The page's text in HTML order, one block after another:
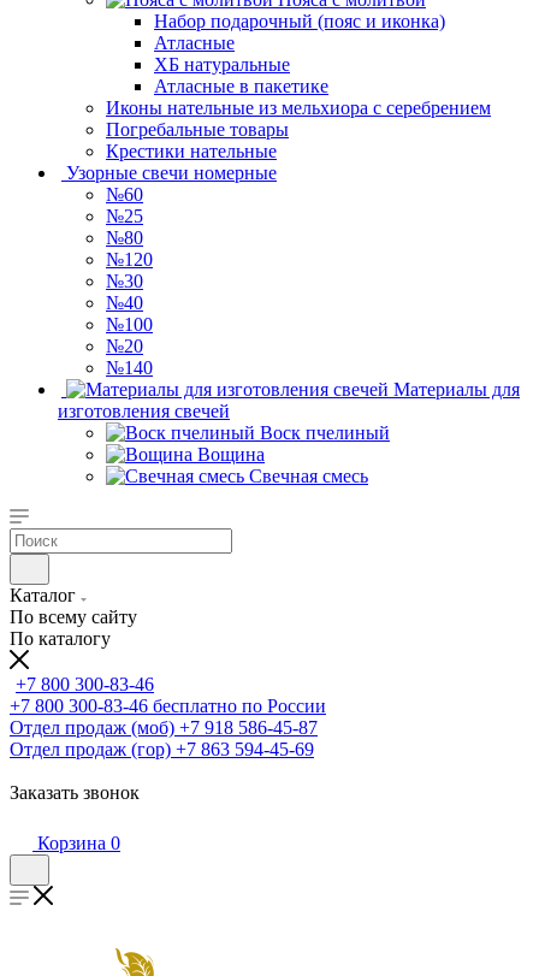
Набор подарочный (пояс и иконка)
Атласные
ХБ натуральные
Атласные в пакетике
Иконы нательные из мельхиора с серебрением
Погребальные товары
Крестики нательные
Узорные свечи номерные
№60
№25
№80
№120
№30
№40
№100
№20
№140
Материалы для
изготовления свечей
Воск пчелиный
Вощина
Свечная смесь
Каталог
По всему сайту
По каталогу
+7 800 300-83-46
+7 800 300-83-46 бесплатно по России
Отдел продаж (моб) +7 918 586-45-87
Отдел продаж (гор) +7 863 594-45-69
Заказать звонок
Корзина 0